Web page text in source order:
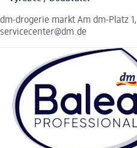
dm-drogerie markt Am dm-Platz
servicecenter@dm.de